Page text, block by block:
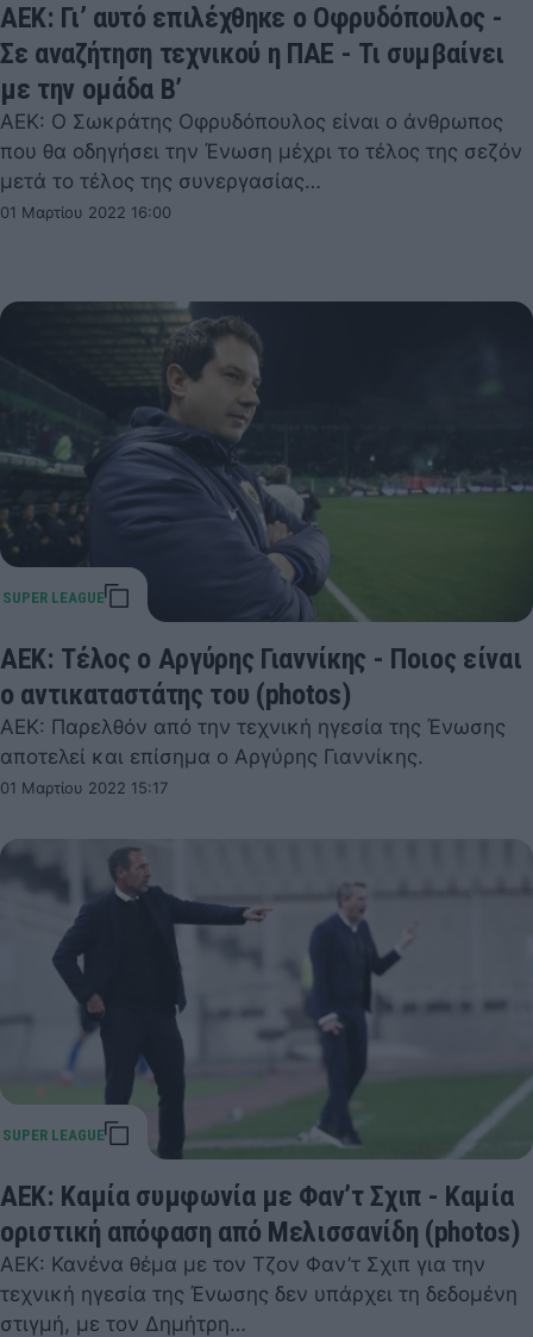
ΑΕΚ: Γι’ αυτό επιλέχθηκε ο Οφρυδόπουλος -
Σε αναζήτηση τεχνικού η ΠΑΕ - Τι συμβαίνει
με την ομάδα Β’
ΑΕΚ: Ο Σωκράτης Οφρυδόπουλος είναι ο άνθρωπος
που θα οδηγήσει την Ένωση μέχρι το τέλος της σεζόν
μετά το τέλος της συνεργασίας…
01 Μαρτίου 2022 16:00
ΑΕΚ: Τέλος ο Αργύρης Γιαννίκης - Ποιος είναι
ο αντικαταστάτης του (photos)
ΑΕΚ: Παρελθόν από την τεχνική ηγεσία της Ένωσης
αποτελεί και επίσημα ο Αργύρης Γιαννίκης.
01 Μαρτίου 2022 15:17
ΑΕΚ: Καμία συμφωνία με Φαν’τ Σχιπ - Καμία
οριστική απόφαση από Μελισσανίδη (photos)
ΑΕΚ: Κανένα θέμα με τον Τζον Φαν’τ Σχιπ για την
τεχνική ηγεσία της Ένωσης δεν υπάρχει τη δεδομένη
στιγμή, με τον Δημήτρη…